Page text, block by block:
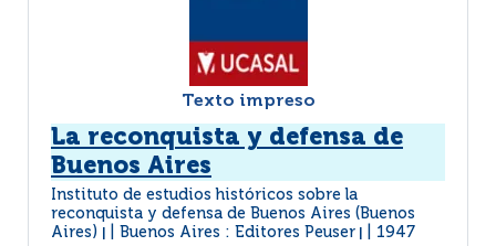
Texto impreso
La reconquista y defensa de
Buenos Aires
Instituto de estudios históricos sobre la
reconquista y defensa de Buenos Aires (Buenos
Aires)
Buenos Aires : Editores Peuser 1947